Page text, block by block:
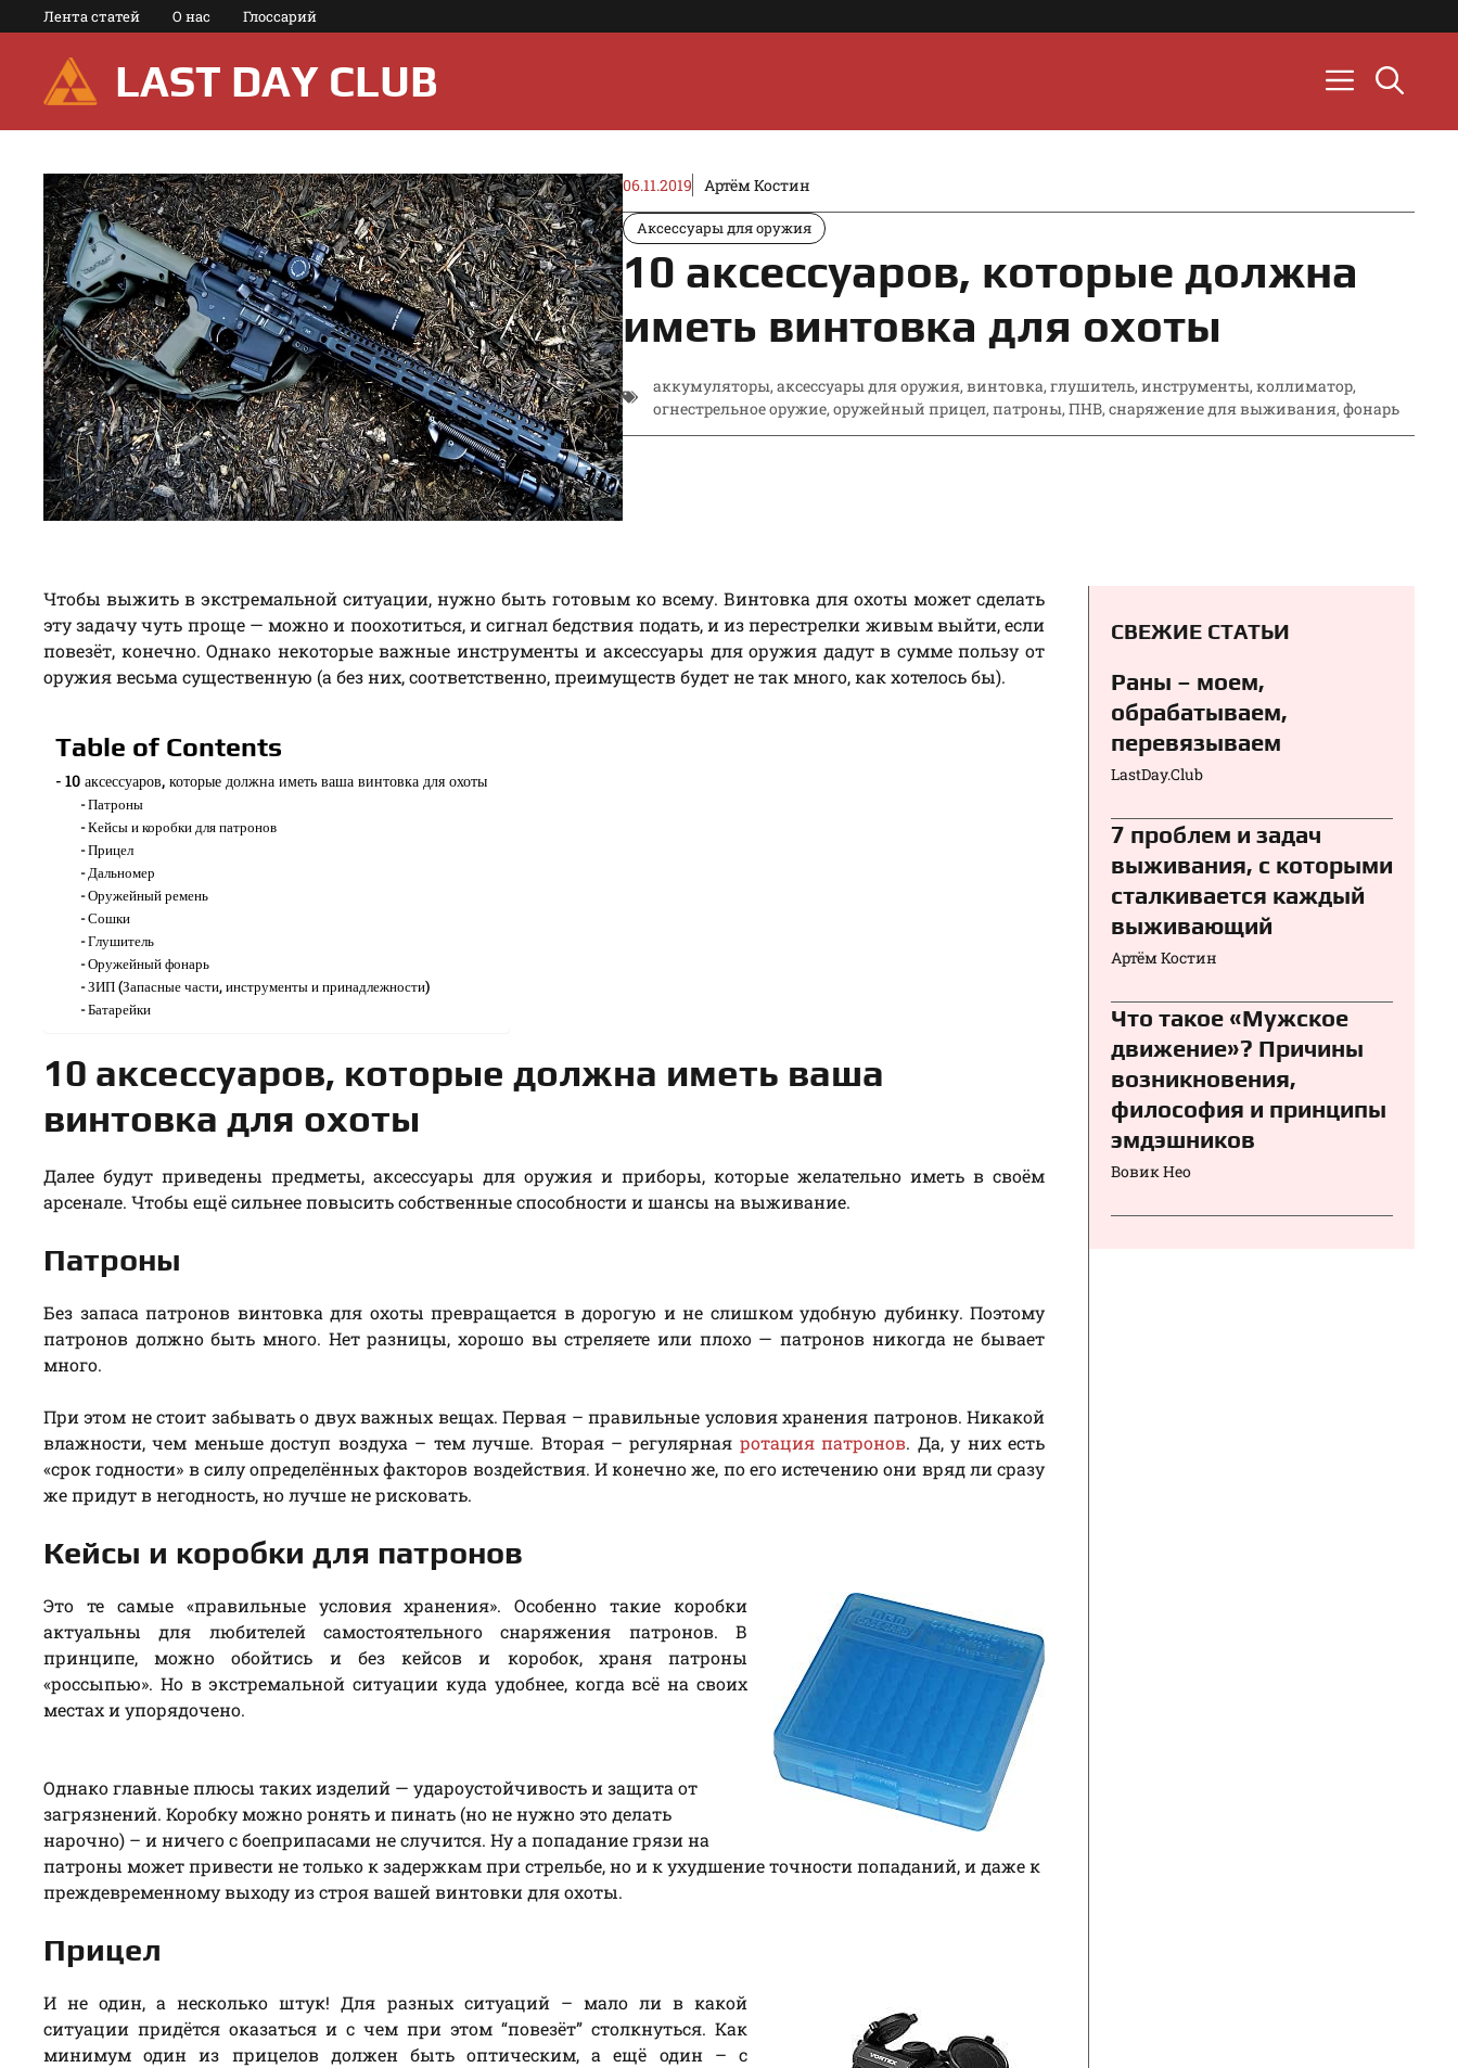
Перейти
к
содержимому
Лента статей О нас Глоссарий
LAST DAY CLUB
06.11.2019 Артём Костин
Аксессуары для оружия
10 аксессуаров, которые должна
иметь винтовка для охоты
аккумуляторы,аксессуары для оружия,винтовка,глушитель,инструменты,коллиматор,
огнестрельное оружие,оружейный прицел,патроны,ПНВ,снаряжение для выживания,фонарь
Чтобы выжить в экстремальной ситуации, нужно быть готовым ко всему. Винтовка для охоты может сделать
эту задачу чуть проще — можно и поохотиться, и сигнал бедствия подать, и из перестрелки живым выйти, если
повезёт, конечно. Однако некоторые важные инструменты и аксессуары для оружия дадут в сумме пользу от
оружия весьма существенную (а без них, соответственно, преимуществ будет не так много, как хотелось бы).
Table of Contents
10 аксессуаров, которые должна иметь ваша винтовка для охоты
Патроны
Кейсы и коробки для патронов
Прицел
Дальномер
Оружейный ремень
Сошки
Глушитель
Оружейный фонарь
ЗИП (Запасные части, инструменты и принадлежности)
Батарейки
10 аксессуаров, которые должна иметь ваша
винтовка для охоты
Далее будут приведены предметы, аксессуары для оружия и приборы, которые желательно иметь в своём
арсенале. Чтобы ещё сильнее повысить собственные способности и шансы на выживание.
Патроны
Без запаса патронов винтовка для охоты превращается в дорогую и не слишком удобную дубинку. Поэтому
патронов должно быть много. Нет разницы, хорошо вы стреляете или плохо — патронов никогда не бывает
много.
При этом не стоит забывать о двух важных вещах. Первая – правильные условия хранения патронов. Никакой
влажности, чем меньше доступ воздуха – тем лучше. Вторая – регулярная ротация патронов. Да, у них есть
«срок годности» в силу определённых факторов воздействия. И конечно же, по его истечению они вряд ли сразу
же придут в негодность, но лучше не рисковать.
Кейсы и коробки для патронов
Это те самые «правильные условия хранения». Особенно такие коробки
актуальны для любителей самостоятельного снаряжения патронов. В
принципе, можно обойтись и без кейсов и коробок, храня патроны
«россыпью». Но в экстремальной ситуации куда удобнее, когда всё на своих
местах и упорядочено.
Однако главные плюсы таких изделий — удароустойчивость и защита от
загрязнений. Коробку можно ронять и пинать (но не нужно это делать
нарочно) – и ничего с боеприпасами не случится. Ну а попадание грязи на
патроны может привести не только к задержкам при стрельбе, но и к ухудшение точности попаданий, и даже к
преждевременному выходу из строя вашей винтовки для охоты.
Прицел
И не один, а несколько штук! Для разных ситуаций – мало ли в какой
ситуации придётся оказаться и с чем при этом “повезёт” столкнуться. Как
минимум один из прицелов должен быть оптическим, а ещё один – с
СВЕЖИЕ СТАТЬИ
Раны – моем,
обрабатываем,
перевязываем⁠⁠
LastDay.Club
7 проблем и задач
выживания, с которыми
сталкивается каждый
выживающий
Артём Костин
Что такое «Мужское
движение»? Причины
возникновения,
философия и принципы
эмдэшников
Вовик Нео